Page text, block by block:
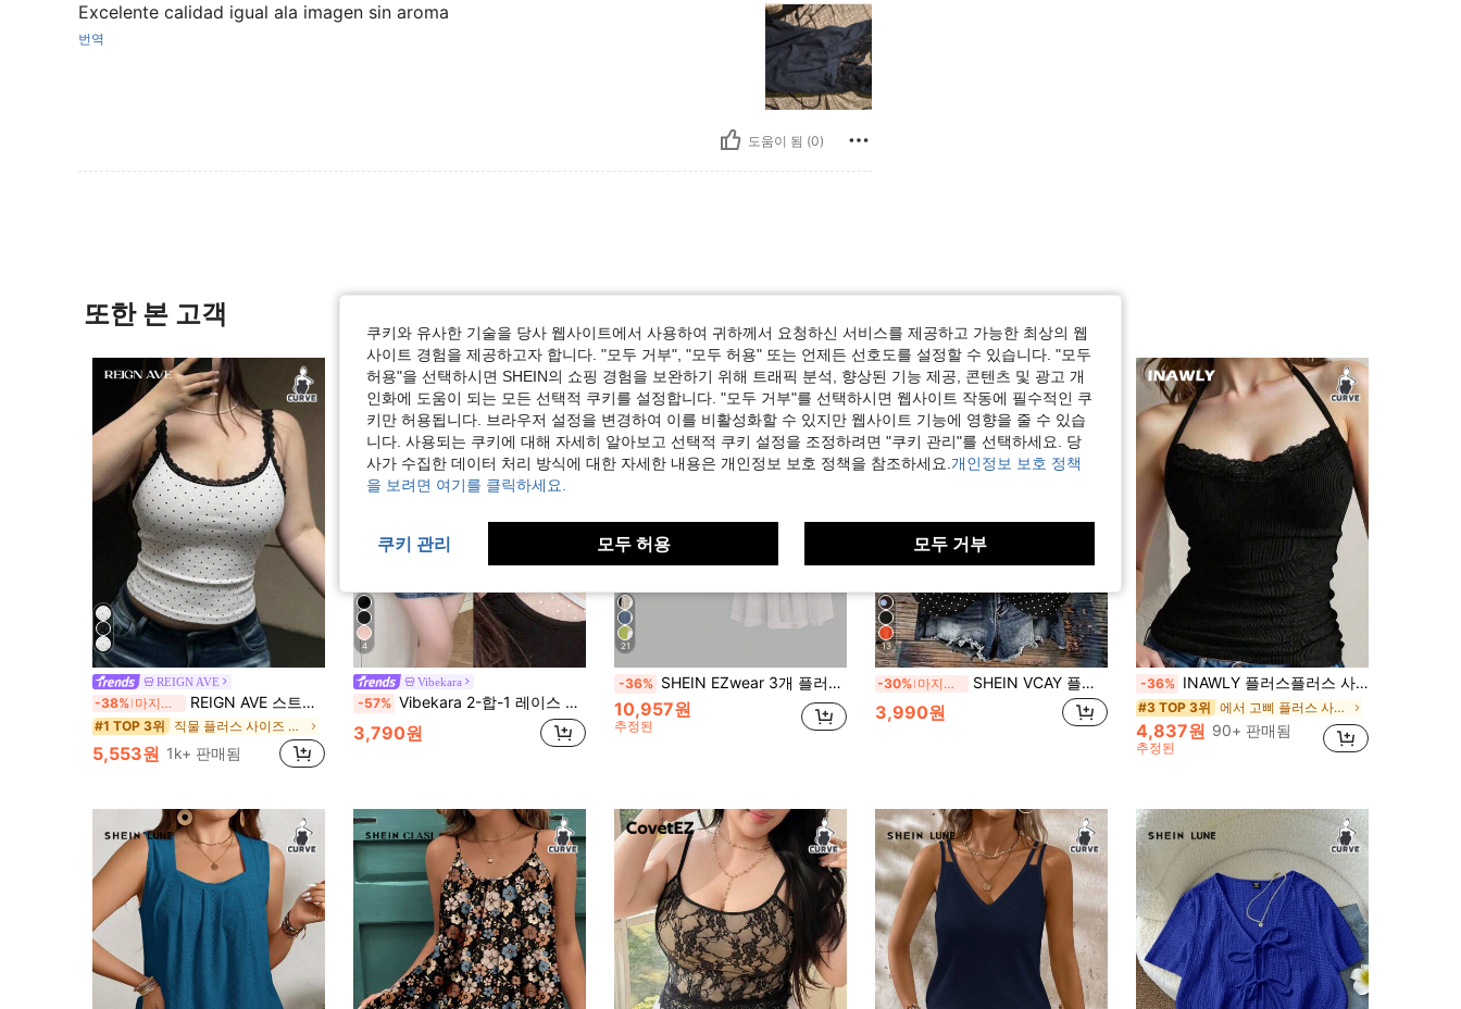
Excelente calidad igual ala imagen sin aroma
번역
도움이 됨 (0)
또한 본 고객
REIGN AVE
-38% 마지막 3일 REIGN AVE 스트리트 스타일 타이트 핏 도트 레이스 패치워크 플러스 사이즈 여성 탱크탑, 봄/여름
#1 TOP 3위 직물 플러스 사이즈 탱크 탑 & 카미스
5,553원 1k+ 판매됨
4
Vibekara
-57% Vibekara 2-합-1 레이스 도트 섹시 캐미솔, 깊게 파인 네크라인 슬림핏 캐미솔 탑
3,790원
21
-36% SHEIN EZwear 3개 플러스 사이즈 여성 주름 루즈 캐미솔 조절 가능한 스트랩 캐미솔, 봄 & 여름 여성 여름 상의 3팩 상의 베이비돌 상의 여성 기본 여름 상의 캐미 상의에 적합
10,957원
추정된
13
-30% 마지막 3일 SHEIN VCAY 플러스 사이즈 여성용 대비 레이스 폴카 도트 프린트 캐미솔
3,990원
-36% INAWLY 플러스플러스 사이즈 러치 레이스 패치워크 백리스 캐미솔
#3 TOP 3위 에서 고삐 플러스 사이즈 탑
4,837원 90+ 판매됨
추정된
쿠키와 유사한 기술을 당사 웹사이트에서 사용하여 귀하께서 요청하신 서비스를 제공하고 가능한 최상의 웹
사이트 경험을 제공하고자 합니다. "모두 거부", "모두 허용" 또는 언제든 선호도를 설정할 수 있습니다. "모두
허용"을 선택하시면 SHEIN의 쇼핑 경험을 보완하기 위해 트래픽 분석, 향상된 기능 제공, 콘텐츠 및 광고 개
인화에 도움이 되는 모든 선택적 쿠키를 설정합니다. "모두 거부"를 선택하시면 웹사이트 작동에 필수적인 쿠
키만 허용됩니다. 브라우저 설정을 변경하여 이를 비활성화할 수 있지만 웹사이트 기능에 영향을 줄 수 있습
니다. 사용되는 쿠키에 대해 자세히 알아보고 선택적 쿠키 설정을 조정하려면 "쿠키 관리"를 선택하세요. 당
사가 수집한 데이터 처리 방식에 대한 자세한 내용은 개인정보 보호 정책을 참조하세요. 개인정보 보호 정책
을 보려면 여기를 클릭하세요.
쿠키 관리 모두 허용 모두 거부